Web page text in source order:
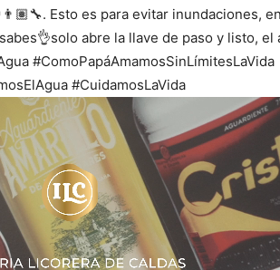
Esto es para evitar inundaciones,
abre la llave de paso y listo, el
#ComoPapáAmamosSinLímitesLaVida
#CuidamosLaVida